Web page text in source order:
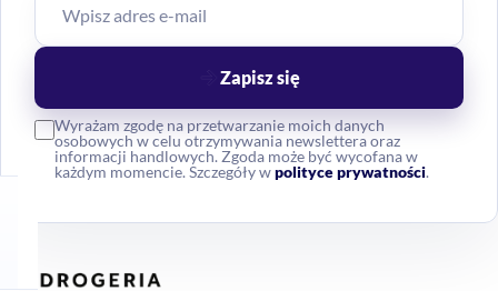
Wyrażam zgodę na przetwarzanie moich danych
osobowych w celu otrzymywania newslettera oraz
informacji handlowych. Zgoda może być wycofana w
każdym momencie. Szczegóły wpolityce prywatności.
Zapisz się